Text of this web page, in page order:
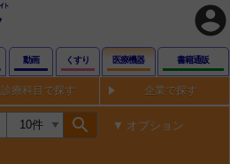
account_circle
動画 くすり 医療機器 書籍通販
診療科目で探す 企業で探す
search オプション